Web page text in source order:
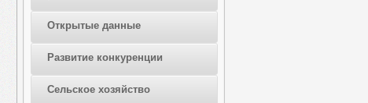
Открытые данные
Развитие конкуренции
Сельское хозяйство